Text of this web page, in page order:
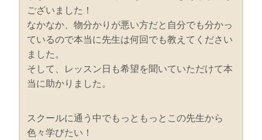
ございました！
なかなか、物分かりが悪い方だと自分でも分かっ
ているので本当に先生は何回でも教えてください
ました。
そして、レッスン日も希望を聞いていただけて本
当に助かりました。
スクールに通う中でもっともっとこの先生から
色々学びたい！